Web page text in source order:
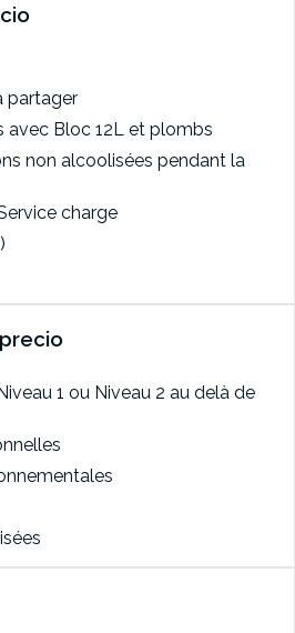
partager
avec Bloc 12L et plombs
non alcoolisées pendant la
charge
1 ou Niveau 2 au delà de